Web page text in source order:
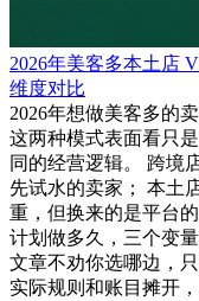
2026年美客多本土店
维度对比
2026年想做美客多的
这两种模式表面看只
同的经营逻辑。 跨境
先试水的卖家； 本土
重，但换来的是平台
计划做多久，三个变
文章不劝你选哪边，
实际规则和账目摊开